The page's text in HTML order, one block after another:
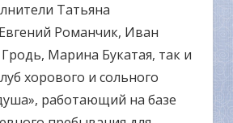
Татьяна
Романчик, Иван
Марина Букатая, так и
хорового и сольного
работающий на базе